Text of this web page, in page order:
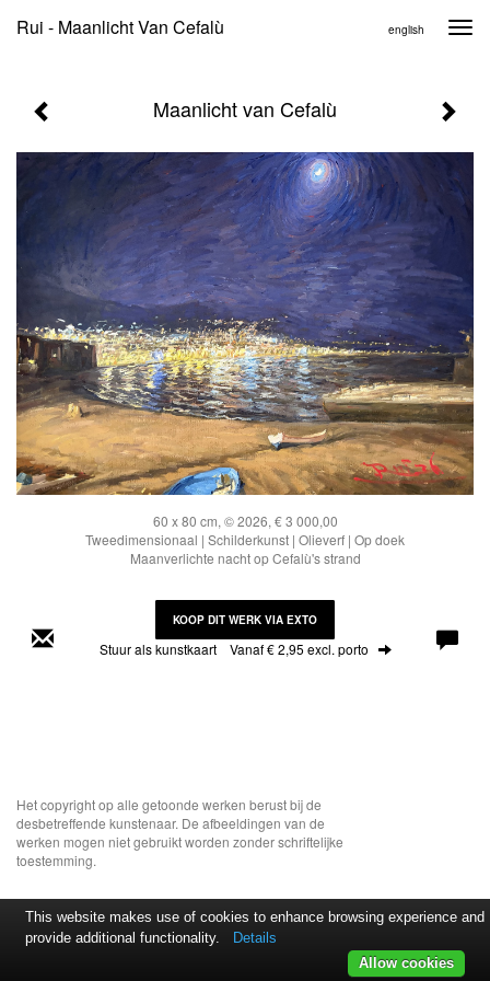
Rui - Maanlicht Van Cefalù english
Maanlicht van Cefalù
60 x 80 cm, © 2026, € 3 000,00
Tweedimensionaal | Schilderkunst | Olieverf | Op doek
Maanverlichte nacht op Cefalù's strand
KOOP DIT WERK VIA EXTO
Stuur als kunstkaart Vanaf € 2,95 excl. porto
Het copyright op alle getoonde werken berust bij de
desbetreffende kunstenaar. De afbeeldingen van de
werken mogen niet gebruikt worden zonder schriftelijke
toestemming.
This website makes use of cookies to enhance browsing experience and
provide additional functionality.
Details
Allow cookies